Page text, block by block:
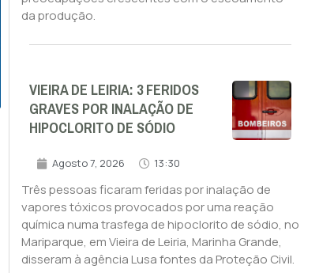
da produção.
VIEIRA DE LEIRIA: 3 FERIDOS
GRAVES POR INALAÇÃO DE
HIPOCLORITO DE SÓDIO
Agosto 7, 2026 13:30
Três pessoas ficaram feridas por inalação de
vapores tóxicos provocados por uma reação
química numa trasfega de hipoclorito de sódio, no
Mariparque, em Vieira de Leiria, Marinha Grande,
disseram à agência Lusa fontes da Proteção Civil.